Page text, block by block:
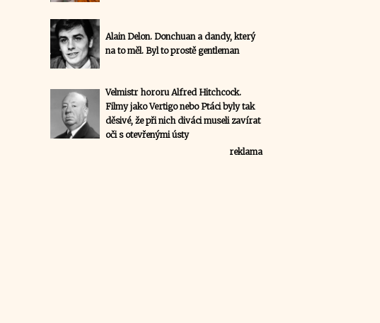
Alain Delon. Donchuan a dandy, který
na to měl. Byl to prostě gentleman
Velmistr hororu Alfred Hitchcock.
Filmy jako Vertigo nebo Ptáci byly tak
děsivé, že při nich diváci museli zavírat
oči s otevřenými ústy
reklama